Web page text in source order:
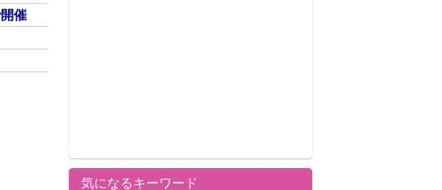
催
気になるキーワード